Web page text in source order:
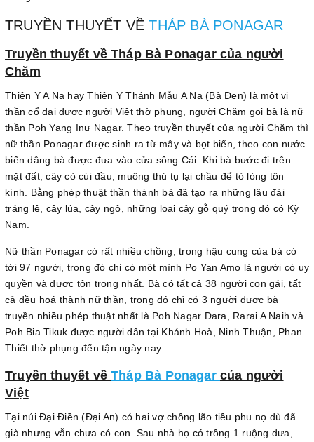
TRUYỀN THUYẾT VỀTHÁP BÀ PONAGAR
Truyền thuyết về Tháp Bà Ponagar của người
Chăm
Thiên Y A Na hay Thiên Y Thánh Mẫu A Na (Bà Đen) là một vị
thần cổ đại được người Việt thờ phụng, người Chăm gọi bà là nữ
thần Poh Yang Inư Nagar. Theo truyền thuyết của người Chăm thì
nữ thần Ponagar được sinh ra từ mây và bọt biển, theo con nước
biển dâng bà được đưa vào cửa sông Cái. Khi bà bước đi trên
mặt đất, cây cỏ cúi đầu, muông thú tụ lại chầu để tỏ lòng tôn
kính. Bằng phép thuật thần thánh bà đã tạo ra những lâu đài
tráng lệ, cây lúa, cây ngô, những loại cây gỗ quý trong đó có Kỳ
Nam.
Nữ thần Ponagar có rất nhiều chồng, trong hậu cung của bà có
tới 97 người, trong đó chỉ có một mình Po Yan Amo là người có uy
quyền và được tôn trọng nhất. Bà có tất cả 38 người con gái, tất
cả đều hoá thành nữ thần, trong đó chỉ có 3 người được bà
truyền nhiều phép thuật nhất là Poh Nagar Dara, Rarai A Naih và
Poh Bia Tikuk được người dân tại Khánh Hoà, Ninh Thuận, Phan
Thiết thờ phụng đến tận ngày nay.
Truyền thuyết vềTháp Bà Ponagar của người
Việt
Tại núi Đại Điền (Đại An) có hai vợ chồng lão tiều phu nọ dù đã
già nhưng vẫn chưa có con. Sau nhà họ có trồng 1 ruộng dưa,